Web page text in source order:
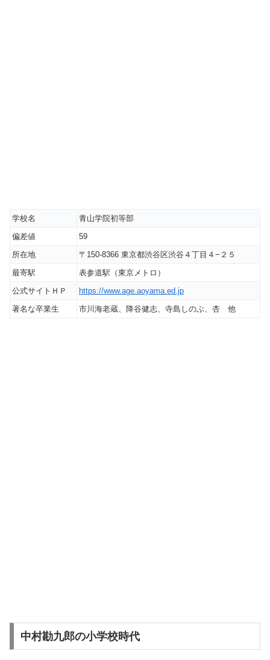
学校名
青山学院初等部
偏差値
59
所在地
〒150-8366 東京都渋谷区渋谷４丁目４−２５
最寄駅
表参道駅（東京メトロ）
公式サイトＨＰ
https://www.age.aoyama.ed.jp
著名な卒業生
市川海老蔵、降谷健志、寺島しのぶ、杏 他
中村勘九郎の小学校時代